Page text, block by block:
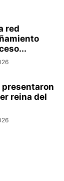
red
reina del